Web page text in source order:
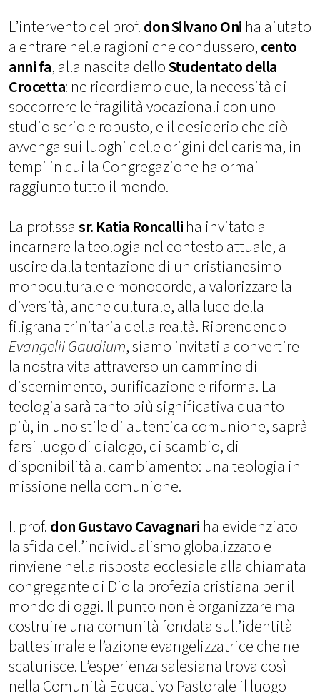
L’intervento del prof.don Silvano Oni ha aiutato
a entrare nelle ragioni che condussero,cento
anni fa, alla nascita delloStudentato della
Crocetta: ne ricordiamo due, la necessità di
soccorrere le fragilità vocazionali con uno
studio serio e robusto, e il desiderio che ciò
avvenga sui luoghi delle origini del carisma, in
tempi in cui la Congregazione ha ormai
raggiunto tutto il mondo.
La prof.ssasr. Katia Roncalliha invitato a
incarnare la teologia nel contesto attuale, a
uscire dalla tentazione di un cristianesimo
monoculturale e monocorde, a valorizzare la
diversità, anche culturale, alla luce della
filigrana trinitaria della realtà. Riprendendo
Evangelii Gaudium, siamo invitati a convertire
la nostra vita attraverso un cammino di
discernimento, purificazione e riforma. La
teologia sarà tanto più significativa quanto
più, in uno stile di autentica comunione, saprà
farsi luogo di dialogo, di scambio, di
disponibilità al cambiamento: una teologia in
missione nella comunione.
Il prof.don Gustavo Cavagnari ha evidenziato
la sfida dell’individualismo globalizzato e
rinviene nella risposta ecclesiale alla chiamata
congregante di Dio la profezia cristiana per il
mondo di oggi. Il punto non è organizzare ma
costruire una comunità fondata sull’identità
battesimale e l’azione evangelizzatrice che ne
scaturisce. L’esperienza salesiana trova così
nella Comunità Educativo Pastorale il luogo